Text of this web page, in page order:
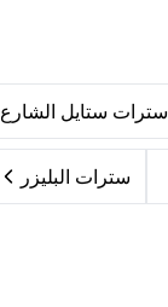
سترات ستايل الشارع
سترات البليزر